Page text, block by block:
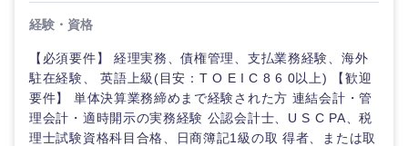
経験・資格
【必須要件】 経理実務、債権管理、支払業務経験、海外
駐在経験、 英語上級(目安：T O E I C 8 6 0以上) 【歓迎
要件】 単体決算業務締めまで経験された方 連結会計・管
理会計・適時開示の実務経験 公認会計士、U S C PA、税
理士試験資格科目合格、日商簿記1級の取 得者、または取